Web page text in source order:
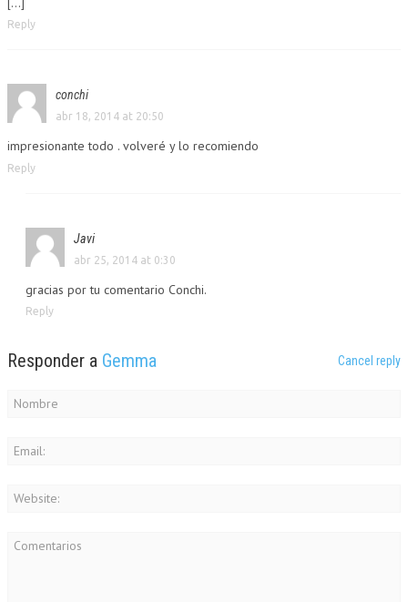
Reply
conchi
abr 18, 2014 at 20:50
impresionante todo . volveré y lo recomiendo
Reply
Javi
abr 25, 2014 at 0:30
gracias por tu comentario Conchi.
Reply
Responder a Gemma Cancel reply